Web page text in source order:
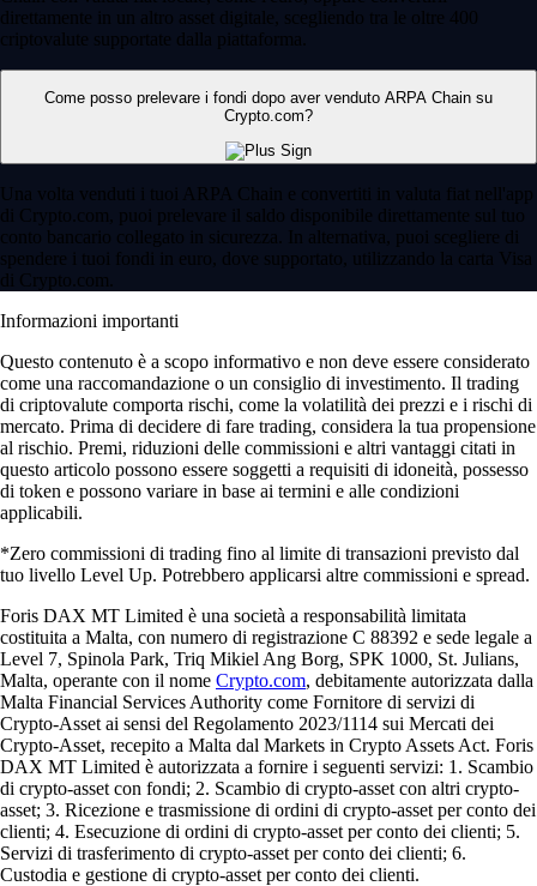
direttamente in un altro asset digitale, scegliendo tra le oltre 400
criptovalute supportate dalla piattaforma.
Come posso prelevare i fondi dopo aver venduto ARPA Chain su
Crypto.com?
Una volta venduti i tuoi ARPA Chain e convertiti in valuta fiat nell'app
di Crypto.com, puoi prelevare il saldo disponibile direttamente sul tuo
conto bancario collegato in sicurezza. In alternativa, puoi scegliere di
spendere i tuoi fondi in euro, dove supportato, utilizzando la carta Visa
di Crypto.com.
Informazioni importanti
Questo contenuto è a scopo informativo e non deve essere considerato
come una raccomandazione o un consiglio di investimento. Il trading
di criptovalute comporta rischi, come la volatilità dei prezzi e i rischi di
mercato. Prima di decidere di fare trading, considera la tua propensione
al rischio. Premi, riduzioni delle commissioni e altri vantaggi citati in
questo articolo possono essere soggetti a requisiti di idoneità, possesso
di token e possono variare in base ai termini e alle condizioni
applicabili.
*Zero commissioni di trading fino al limite di transazioni previsto dal
tuo livello Level Up. Potrebbero applicarsi altre commissioni e spread.
Foris DAX MT Limited è una società a responsabilità limitata
costituita a Malta, con numero di registrazione C 88392 e sede legale a
Level 7, Spinola Park, Triq Mikiel Ang Borg, SPK 1000, St. Julians,
Malta, operante con il nome Crypto.com, debitamente autorizzata dalla
Malta Financial Services Authority come Fornitore di servizi di
Crypto-Asset ai sensi del Regolamento 2023/1114 sui Mercati dei
Crypto-Asset, recepito a Malta dal Markets in Crypto Assets Act. Foris
DAX MT Limited è autorizzata a fornire i seguenti servizi: 1. Scambio
di crypto-asset con fondi; 2. Scambio di crypto-asset con altri crypto-
asset; 3. Ricezione e trasmissione di ordini di crypto-asset per conto dei
clienti; 4. Esecuzione di ordini di crypto-asset per conto dei clienti; 5.
Servizi di trasferimento di crypto-asset per conto dei clienti; 6.
Custodia e gestione di crypto-asset per conto dei clienti.